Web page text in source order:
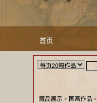
首页
藏品展示> 国画作品 >